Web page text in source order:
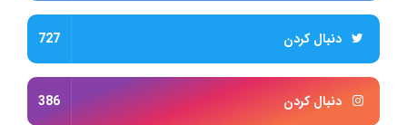
دنبال کردن 727
دنبال کردن 386